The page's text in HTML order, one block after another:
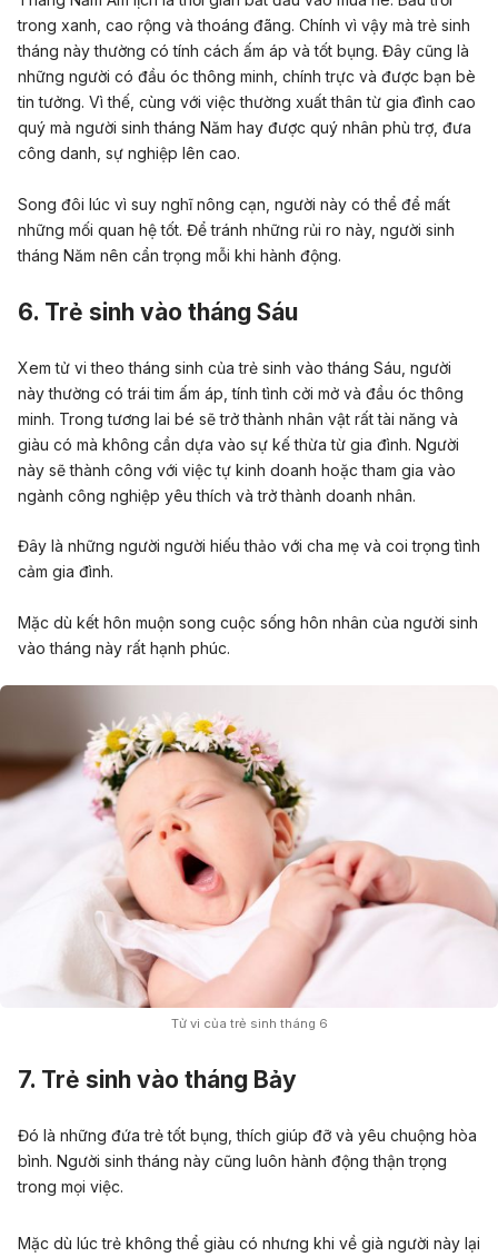
trong xanh, cao rộng và thoáng đãng. Chính vì vậy mà trẻ sinh
tháng này thường có tính cách ấm áp và tốt bụng. Đây cũng là
những người có đầu ócthông minh , chính trực và được bạn bè
tin tưởng. Vì thế, cùng với việc thường xuất thân từ gia đình cao
quý mà người sinh tháng Năm hay được quý nhân phù trợ, đưa
công danh, sự nghiệp lên cao.
Song đôi lúc vì suy nghĩ nông cạn, người này có thể để mất
những mối quan hệ tốt. Để tránh những rủi ro này, người sinh
tháng Năm nên cẩn trọng mỗi khi hành động.
6. Trẻ sinh vào tháng Sáu
Xem tử vi theo tháng sinh của trẻ sinh vào tháng Sáu, người
này thường có trái tim ấm áp, tính tình cởi mở và đầu óc thông
minh. Trong tương lai bé sẽ trở thành nhân vật rấttài năng và
giàu có mà không cần dựa vào sự kế thừa từ gia đình. Người
này sẽ thành công với việc tự kinh doanh hoặc tham gia vào
ngành công nghiệp yêu thích và trở thành doanh nhân.
Đây là những người người hiếu thảo với cha mẹ và coi trọng tình
cảm gia đình.
Mặc dù kết hôn muộn song cuộc sống hôn nhân của người sinh
vào tháng này rất hạnh phúc.
Tử vi của trẻ sinh tháng 6
7. Trẻ sinh vào tháng Bảy
Đó là những đứatrẻtốt bụng, thích giúp đỡ và yêu chuộng hòa
bình. Người sinh tháng này cũng luôn hành động thận trọng
trong mọi việc.
Mặc dù lúc trẻ không thể giàu có nhưng khi về già người này lại